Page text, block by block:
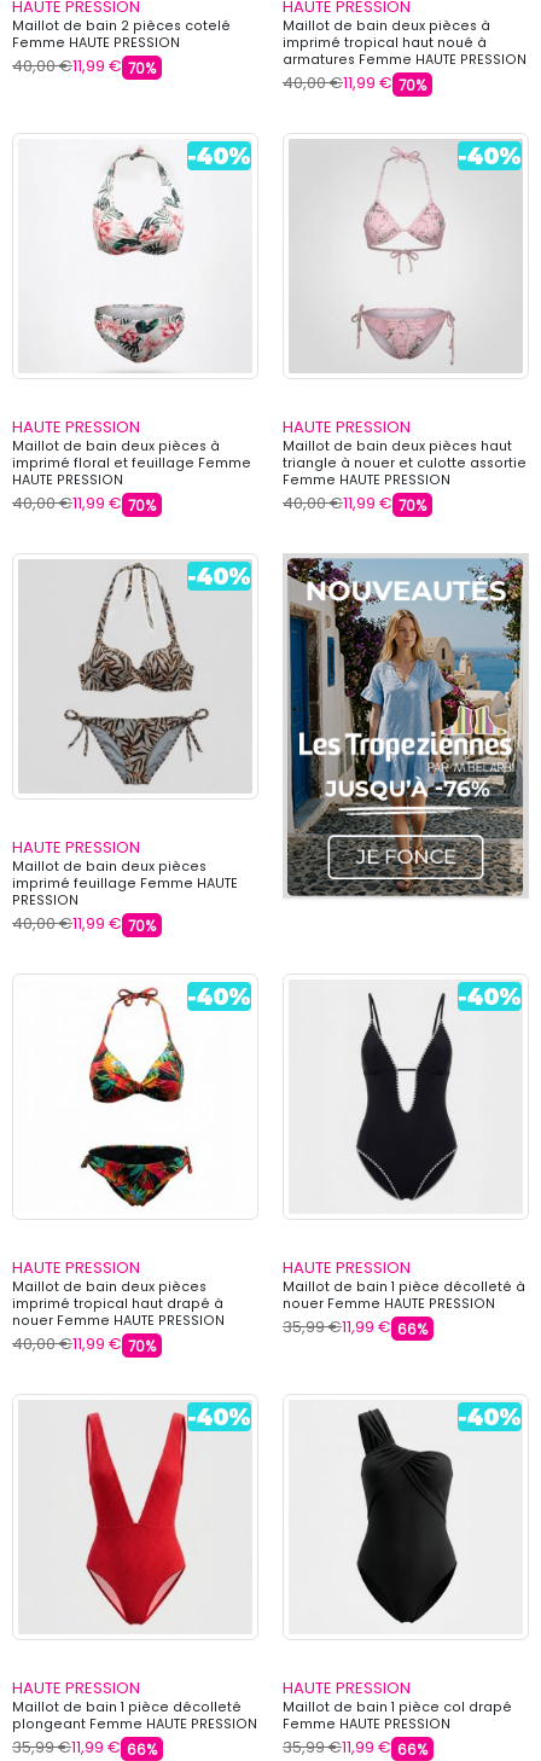
HAUTE PRESSION
Maillot de bain 2 pièces cotelé
Femme HAUTE PRESSION
40,00 €11,99 € 70%
HAUTE PRESSION
Maillot de bain deux pièces à
imprimé tropical haut noué à
armatures Femme HAUTE PRESSION
40,00 €11,99 € 70%
HAUTE PRESSION
Maillot de bain deux pièces à
imprimé floral et feuillage Femme
HAUTE PRESSION
40,00 €11,99 € 70%
HAUTE PRESSION
Maillot de bain deux pièces haut
triangle à nouer et culotte assortie
Femme HAUTE PRESSION
40,00 €11,99 € 70%
HAUTE PRESSION
Maillot de bain deux pièces
imprimé feuillage Femme HAUTE
PRESSION
40,00 €11,99 € 70%
HAUTE PRESSION
Maillot de bain deux pièces
imprimé tropical haut drapé à
nouer Femme HAUTE PRESSION
40,00 €11,99 € 70%
HAUTE PRESSION
Maillot de bain 1 pièce décolleté à
nouer Femme HAUTE PRESSION
35,99 €11,99 € 66%
HAUTE PRESSION
Maillot de bain 1 pièce décolleté
plongeant Femme HAUTE PRESSION
35,99 €11,99 € 66%
HAUTE PRESSION
Maillot de bain 1 pièce col drapé
Femme HAUTE PRESSION
35,99 €11,99 € 66%